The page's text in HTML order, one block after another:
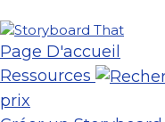
Page D'accueil
Ressources
prix